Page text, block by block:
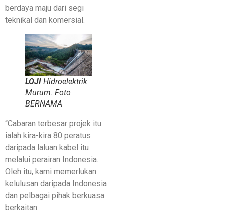
berdaya maju dari segi
teknikal dan komersial.
LOJI Hidroelektrik
Murum. Foto
BERNAMA
“Cabaran terbesar projek itu
ialah kira-kira 80 peratus
daripada laluan kabel itu
melalui perairan Indonesia.
Oleh itu, kami memerlukan
kelulusan daripada Indonesia
dan pelbagai pihak berkuasa
berkaitan.